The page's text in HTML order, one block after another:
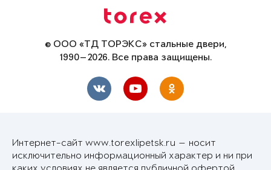
© ООО «ТД ТОРЭКС» стальные двери,
1990—2026. Все права защищены.
Интернет-сайт www.torexlipetsk.ru — носит
исключительно информационный характер и ни при